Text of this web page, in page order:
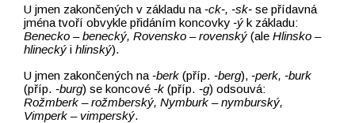
U jmen zakončených v základu na‑ck‑, ‑sk‑ se přídavná
jména tvoří obvykle přidáním koncovky‑ýk základu:
Benecko –⁠⁠⁠⁠⁠⁠⁠⁠⁠⁠⁠⁠⁠⁠⁠⁠⁠⁠⁠⁠⁠⁠⁠⁠⁠⁠⁠⁠⁠⁠⁠⁠⁠⁠⁠⁠⁠⁠⁠⁠⁠⁠⁠⁠⁠⁠⁠⁠⁠⁠⁠⁠⁠⁠⁠⁠⁠⁠⁠⁠⁠⁠ benecký, Rovensko –⁠⁠⁠⁠⁠⁠⁠⁠⁠⁠⁠⁠⁠⁠⁠⁠⁠⁠⁠⁠⁠⁠⁠⁠⁠⁠⁠⁠⁠⁠⁠⁠⁠⁠⁠⁠⁠⁠⁠⁠⁠⁠⁠⁠⁠⁠⁠⁠⁠⁠⁠⁠⁠⁠⁠⁠⁠⁠⁠⁠⁠⁠ rovenský(aleHlinsko –⁠⁠⁠⁠⁠⁠⁠⁠⁠⁠⁠⁠⁠⁠⁠⁠⁠⁠⁠⁠⁠⁠⁠⁠⁠⁠⁠⁠⁠⁠⁠⁠⁠⁠⁠⁠⁠⁠⁠⁠⁠⁠⁠⁠⁠⁠⁠⁠⁠⁠⁠⁠⁠⁠⁠⁠⁠⁠⁠⁠⁠⁠
hlineckýi hlinský).
U jmen zakončených na‑berk (příp.‑berg),‑perk, ‑burk
(příp.‑burg) se koncové‑k (příp.‑g) odsouvá:
Rožmberk –⁠⁠⁠⁠⁠⁠⁠⁠⁠⁠⁠⁠⁠⁠⁠⁠⁠⁠⁠⁠⁠⁠⁠⁠⁠⁠⁠⁠⁠⁠⁠⁠⁠⁠⁠⁠⁠⁠⁠⁠⁠⁠⁠⁠⁠⁠⁠⁠⁠⁠⁠⁠⁠⁠⁠⁠⁠⁠⁠⁠⁠⁠ rožmberský, Nymburk –⁠⁠⁠⁠⁠⁠⁠⁠⁠⁠⁠⁠⁠⁠⁠⁠⁠⁠⁠⁠⁠⁠⁠⁠⁠⁠⁠⁠⁠⁠⁠⁠⁠⁠⁠⁠⁠⁠⁠⁠⁠⁠⁠⁠⁠⁠⁠⁠⁠⁠⁠⁠⁠⁠⁠⁠⁠⁠⁠⁠⁠⁠ nymburský,
Vimperk –⁠⁠⁠⁠⁠⁠⁠⁠⁠⁠⁠⁠⁠⁠⁠⁠⁠⁠⁠⁠⁠⁠⁠⁠⁠⁠⁠⁠⁠⁠⁠⁠⁠⁠⁠⁠⁠⁠⁠⁠⁠⁠⁠⁠⁠⁠⁠⁠⁠⁠⁠⁠⁠⁠⁠⁠⁠⁠⁠⁠⁠⁠ vimperský.